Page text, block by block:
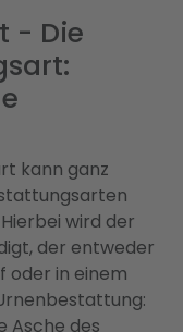
- Die
kann ganz
wird der
der entweder
oder in einem
Asche des